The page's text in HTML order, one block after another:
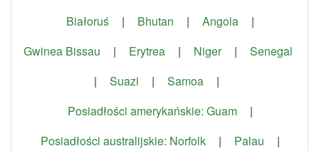
Białoruś
| Bhutan | Angola
|
Gwinea Bissau
| Erytrea | Niger |
Senegal
|
Suazi | Samoa
|
Posiadłości amerykańskie: Guam
|
Posiadłości australijskie: Norfolk
| Palau
|